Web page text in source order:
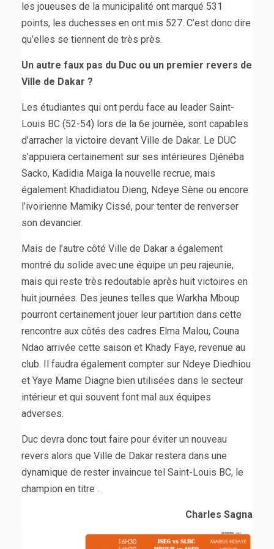
les joueuses de la municipalité ont marqué 531
points, les duchesses en ont mis 527. C’est donc dire
qu’elles se tiennent de très près.
Un autre faux pas du Duc ou un premier revers de
Ville de Dakar ?
Les étudiantes qui ont perdu face au leader Saint-
Louis BC (52-54) lors de la 6e journée, sont capables
d’arracher la victoire devant Ville de Dakar. Le DUC
s’appuiera certainement sur ses intérieures Djénéba
Sacko, Kadidia Maiga la nouvelle recrue, mais
également Khadidiatou Dieng, Ndeye Sène ou encore
l’ivoirienne Mamiky Cissé, pour tenter de renverser
son devancier.
Mais de l’autre côté Ville de Dakar a également
montré du solide avec une équipe un peu rajeunie,
mais qui reste très redoutable après huit victoires en
huit journées. Des jeunes telles que Warkha Mboup
pourront certainement jouer leur partition dans cette
rencontre aux côtés des cadres Elma Malou, Couna
Ndao arrivée cette saison et Khady Faye, revenue au
club. Il faudra également compter sur Ndeye Diedhiou
et Yaye Mame Diagne bien utilisées dans le secteur
intérieur et qui souvent font mal aux équipes
adverses.
Duc devra donc tout faire pour éviter un nouveau
revers alors que Ville de Dakar restera dans une
dynamique de rester invaincue tel Saint-Louis BC, le
champion en titre .
Charles Sagna